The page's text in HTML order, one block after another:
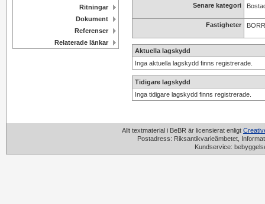
Ritningar
Dokument
Referenser
Relaterade länkar
Senare kategori
Fastigheter
Aktuella lagskydd
Inga aktuella lagskydd finns registrerade.
Tidigare lagskydd
Inga tidigare lagskydd finns registrerade.
Allt textmaterial i BeBR är licensierat enligt
Postadress: Riksantikvarieämbetet,
Kundservice: